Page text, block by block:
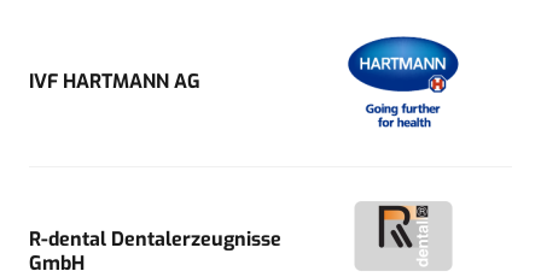
IVF HARTMANN AG
R-dental Dentalerzeugnisse
GmbH